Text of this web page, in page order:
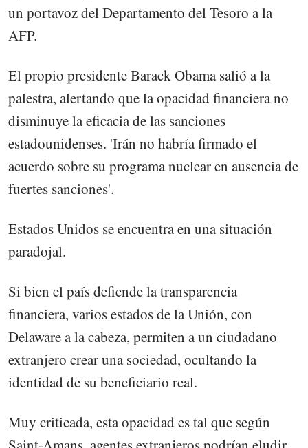
un portavoz del Departamento del Tesoro a la
AFP.
El propio presidente Barack Obama salió a la
palestra, alertando que la opacidad financiera no
disminuye la eficacia de las sanciones
estadounidenses. 'Irán no habría firmado el
acuerdo sobre su programa nuclear en ausencia de
fuertes sanciones'.
Estados Unidos se encuentra en una situación
paradojal.
Si bien el país defiende la transparencia
financiera, varios estados de la Unión, con
Delaware a la cabeza, permiten a un ciudadano
extranjero crear una sociedad, ocultando la
identidad de su beneficiario real.
Muy criticada, esta opacidad es tal que según